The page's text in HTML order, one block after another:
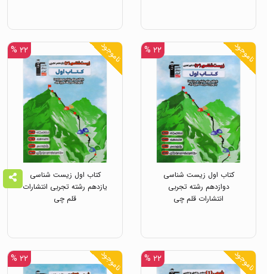
ناموجود ۲۲ %
کتاب اول زیست شناسی
دوازدهم رشته تجربی
انتشارات قلم چی
ناموجود ۲۲ %
کتاب اول زیست شناسی
یازدهم رشته تجربی انتشارات
قلم چی
ناموجود ۲۲ % ناموجود ۲۲ %